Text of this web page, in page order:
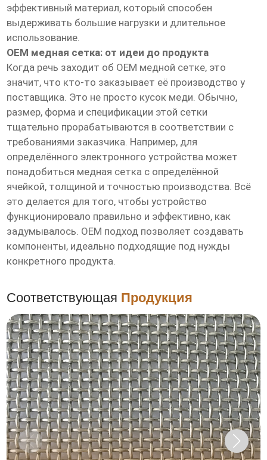
эффективный материал, который способен
выдерживать большие нагрузки и длительное
использование.
OEM медная сетка: от идеи до продукта
Когда речь заходит об OEM медной сетке, это
значит, что кто-то заказывает её производство у
поставщика. Это не просто кусок меди. Обычно,
размер, форма и спецификации этой сетки
тщательно прорабатываются в соответствии с
требованиями заказчика. Например, для
определённого электронного устройства может
понадобиться медная сетка с определённой
ячейкой, толщиной и точностью производства. Всё
это делается для того, чтобы устройство
функционировало правильно и эффективно, как
задумывалось. OEM подход позволяет создавать
компоненты, идеально подходящие под нужды
конкретного продукта.
Соответствующая Продукция